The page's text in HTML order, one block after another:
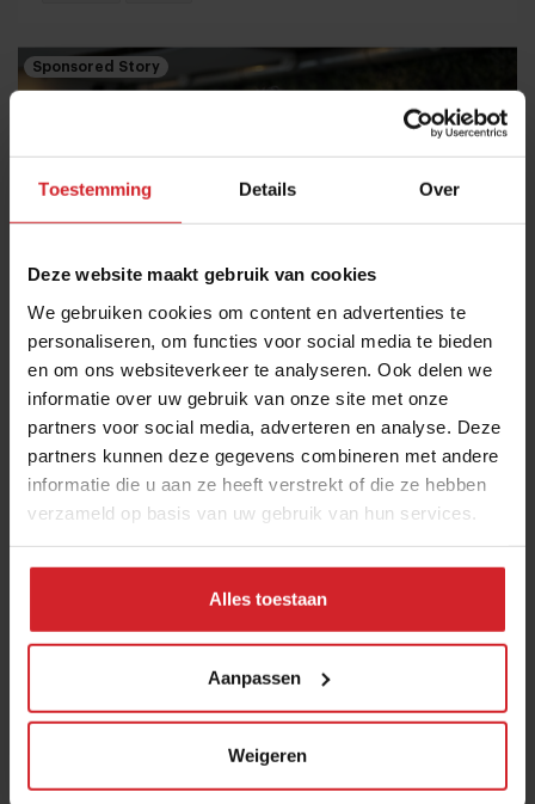
Toestemming Details Over
Deze website maakt gebruik van cookies
We gebruiken cookies om content en advertenties te
personaliseren, om functies voor social media te bieden
en om ons websiteverkeer te analyseren. Ook delen we
informatie over uw gebruik van onze site met onze
partners voor social media, adverteren en analyse. Deze
partners kunnen deze gegevens combineren met andere
informatie die u aan ze heeft verstrekt of die ze hebben
verzameld op basis van uw gebruik van hun services.
Alles toestaan
Aanpassen
Weigeren
Sponsored Story
Dit bedrijf wil het monopolie van
bezorgplatforms doorbreken
Sitedish geeft bezorg- en afhaalrestaurants stukje macht
terug